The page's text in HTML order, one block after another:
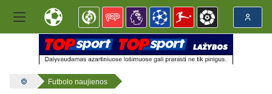
Futbolo naujienos